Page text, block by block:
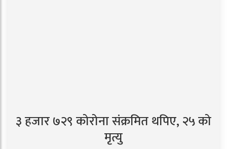
३ हजार ७२९ कोरोना संक्रमित थपिए, २५ को
मृत्यु